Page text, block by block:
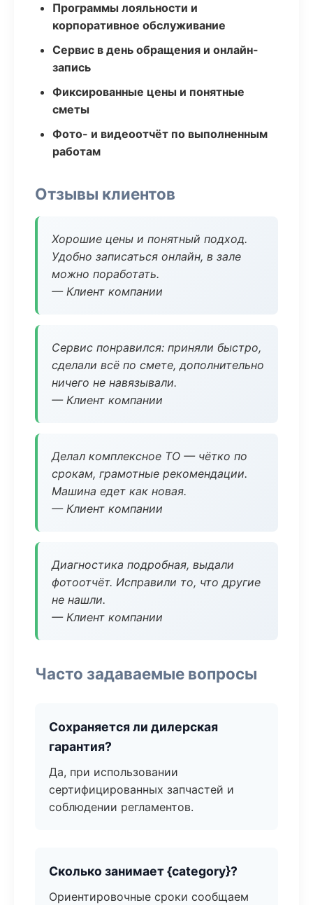
Программы лояльности и
корпоративное обслуживание
Сервис в день обращения и онлайн-
запись
Фиксированные цены и понятные
сметы
Фото- и видеоотчёт по выполненным
работам
Отзывы клиентов
Хорошие цены и понятный подход.
Удобно записаться онлайн, в зале
можно поработать.
— Клиент компании
Сервис понравился: приняли быстро,
сделали всё по смете, дополнительно
ничего не навязывали.
— Клиент компании
Делал комплексное ТО — чётко по
срокам, грамотные рекомендации.
Машина едет как новая.
— Клиент компании
Диагностика подробная, выдали
фотоотчёт. Исправили то, что другие
не нашли.
— Клиент компании
Часто задаваемые вопросы
Сохраняется ли дилерская
гарантия?
Да, при использовании
сертифицированных запчастей и
соблюдении регламентов.
Сколько занимает {category}?
Ориентировочные сроки сообщаем